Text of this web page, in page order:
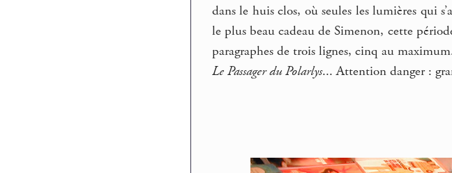
dans le huis clos, où seules les lumières qui
le plus beau cadeau de Simenon, cette
paragraphes de trois lignes, cinq au
Le Passager du Polarlys... Attention danger :